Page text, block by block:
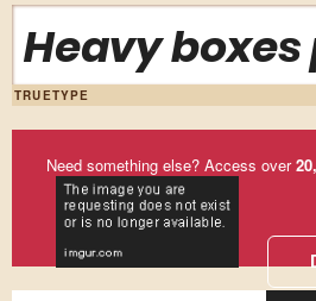
Heavy
TRUETYPE
Need something else? Access over